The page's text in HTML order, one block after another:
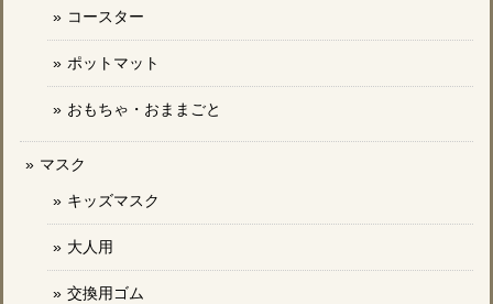
コースター
ポットマット
おもちゃ・おままごと
マスク
キッズマスク
大人用
交換用ゴム